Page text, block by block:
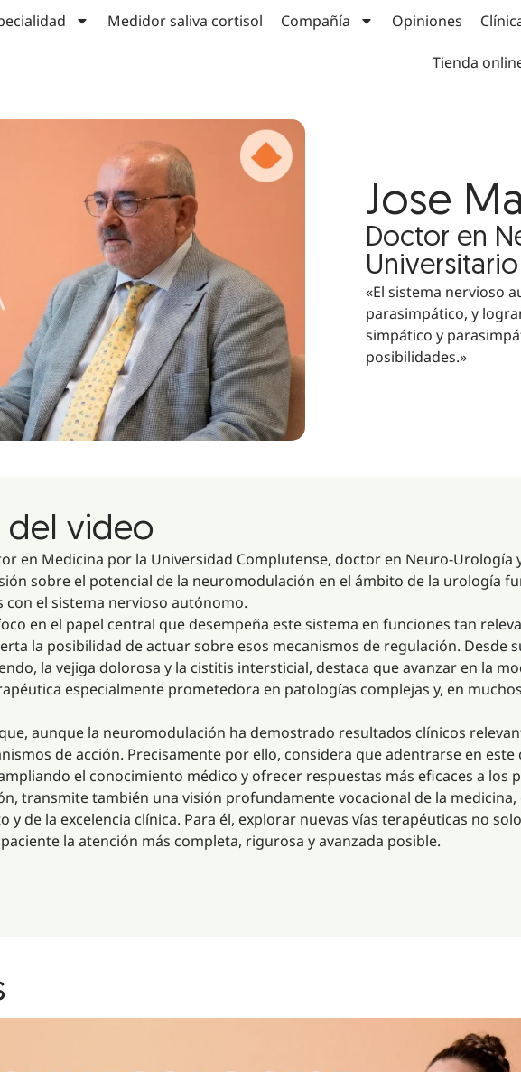
Medidor saliva cortisol Compañía Opiniones
Tienda
Jose
Doctor en
«El sistema nervioso
parasimpático, y
simpático y
posibilidades.»
del video
en Medicina por la Universidad Complutense, doctor en Neuro-
sobre el potencial de la neuromodulación en el ámbito de la urología
con el sistema nervioso autónomo.
en el papel central que desempeña este sistema en funciones tan
la posibilidad de actuar sobre esos mecanismos de regulación. Desde
la vejiga dolorosa y la cistitis intersticial, destaca que avanzar en la
especialmente prometedora en patologías complejas y, en
aunque la neuromodulación ha demostrado resultados clínicos
de acción. Precisamente por ello, considera que adentrarse en
el conocimiento médico y ofrecer respuestas más eficaces a los
transmite también una visión profundamente vocacional de la
y de la excelencia clínica. Para él, explorar nuevas vías terapéuticas no
la atención más completa, rigurosa y avanzada posible.